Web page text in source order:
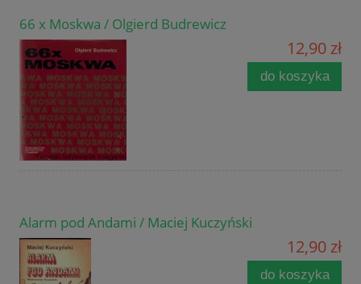
66 x Moskwa / Olgierd Budrewicz
12,90 zł
do koszyka
Alarm pod Andami / Maciej Kuczyński
12,90 zł
do koszyka